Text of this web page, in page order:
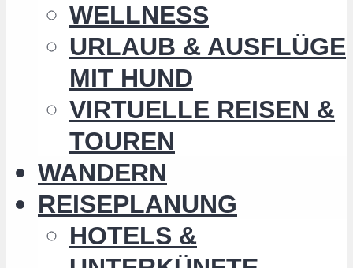
WELLNESS
URLAUB & AUSFLÜGE
MIT HUND
VIRTUELLE REISEN &
TOUREN
WANDERN
REISEPLANUNG
HOTELS &